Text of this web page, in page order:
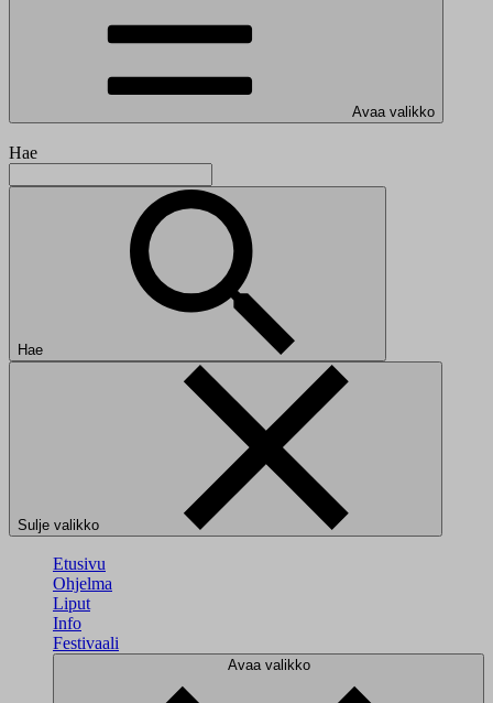
Avaa valikko
Hae
Hae
Sulje valikko
Etusivu
Ohjelma
Liput
Info
Festivaali
Avaa valikko